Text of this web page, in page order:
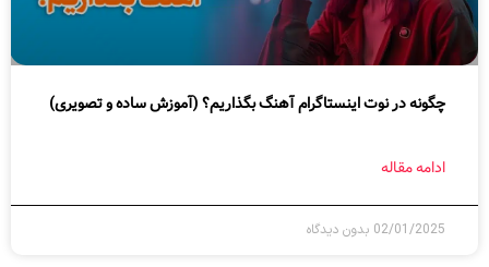
چگونه در نوت اینستاگرام آهنگ بگذاریم؟ (آموزش ساده و تصویری)
ادامه مقاله
02/01/2025 بدون دیدگاه